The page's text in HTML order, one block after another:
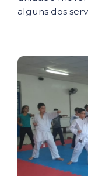
alguns dos